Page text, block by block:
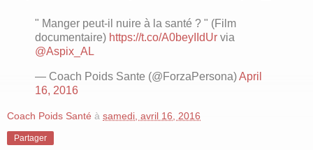
" Manger peut-il nuire à la santé ? " (Film
documentaire) https://t.co/A0beyIIdUr via
@Aspix_AL
— Coach Poids Sante (@ForzaPersona)April
16, 2016
Coach Poids Santé à samedi, avril 16, 2016
Partager